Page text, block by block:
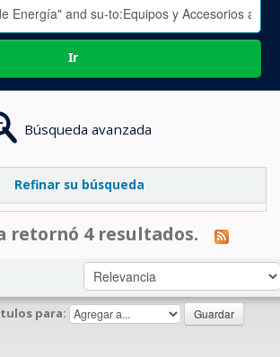
Ir
Búsqueda avanzada
Refinar su búsqueda
retornó 4 resultados.
para: